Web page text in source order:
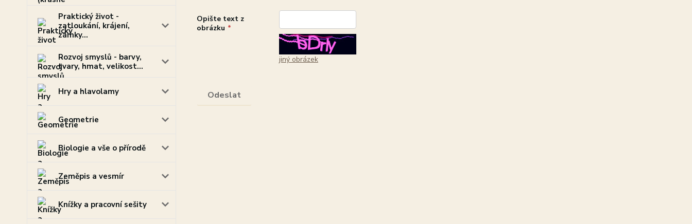
Praktický život -
zatloukání, krájení,
zámky...
Rozvoj smyslů - barvy,
tvary, hmat, velikost...
Hry a hlavolamy
Geometrie
Biologie a vše o přírodě
Zeměpis a vesmír
Knížky a pracovní sešity
Opište text z
obrázku *
jiný obrázek